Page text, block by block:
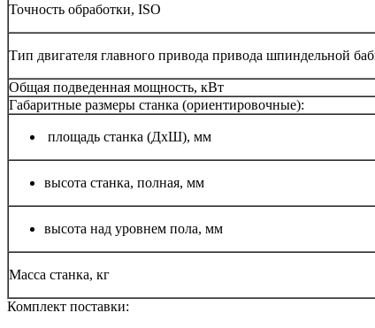
Точность обработки, ISO
Тип двигателя главного привода привода шпиндельной
Общая подведенная мощность, кВт
Габаритные размеры станка (ориентировочные):
площадь станка (ДхШ), мм
высота станка, полная, мм
высота над уровнем пола, мм
Масса станка, кг
Комплект поставки: